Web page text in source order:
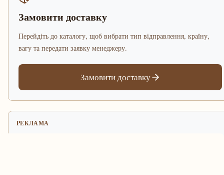
Замовити доставку
Перейдіть до каталогу, щоб вибрати тип відправлення, країну,
вагу та передати заявку менеджеру.
Замовити доставку
РЕКЛАМА